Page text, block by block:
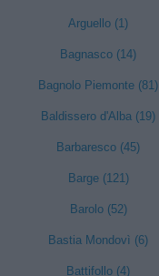
Arguello (1)
Bagnasco (14)
Bagnolo Piemonte (81)
Baldissero d'Alba (19)
Barbaresco (45)
Barge (121)
Barolo (52)
Bastia Mondovì (6)
Battifollo (4)